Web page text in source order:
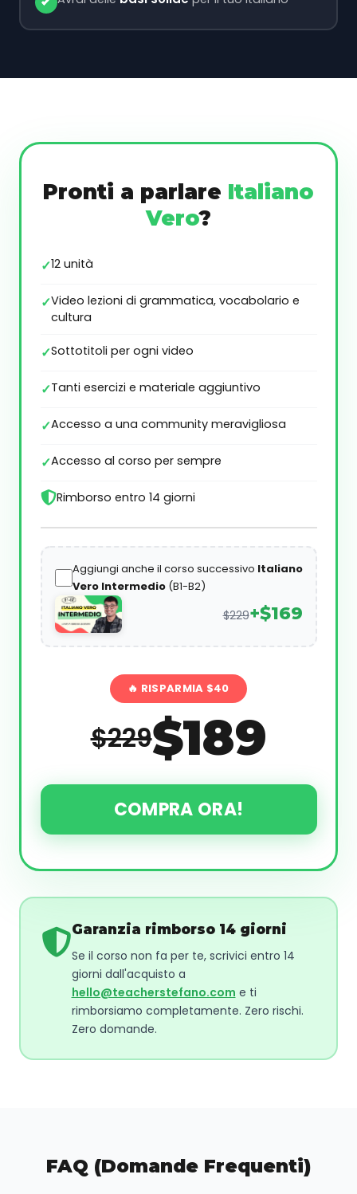
Pronti a parlare Italiano
Vero?
12 unità
Video lezioni di grammatica, vocabolario e
cultura
Sottotitoli per ogni video
Tanti esercizi e materiale aggiuntivo
Accesso a una community meravigliosa
Accesso al corso per sempre
Rimborso entro 14 giorni
Aggiungi anche il corso successivo Italiano
Vero Intermedio(B1-B2)
$229+$169
🔥 RISPARMIA $40
$229$189
COMPRA ORA!
Garanzia rimborso 14 giorni
Se il corso non fa per te, scrivici entro 14
giorni dall'acquisto a
hello@teacherstefano.com e ti
rimborsiamo completamente. Zero rischi.
Zero domande.
FAQ (Domande Frequenti)